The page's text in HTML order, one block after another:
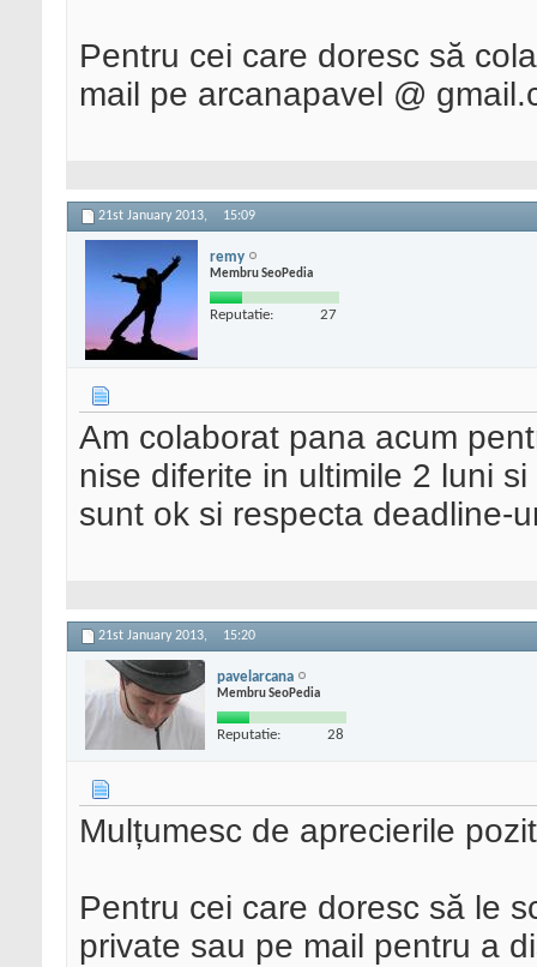
Pentru cei care doresc să
mail pe arcanapavel @
21st January 2013, 15:09
remy
Membru SeoPedia
Reputatie: 27
Am colaborat pana acum
nise diferite in ultimile 2 luni
sunt ok si respecta deadline-
21st January 2013, 15:20
pavelarcana
Membru SeoPedia
Reputatie: 28
Mulțumesc de aprecierile
Pentru cei care doresc să le
private sau pe mail pentru a